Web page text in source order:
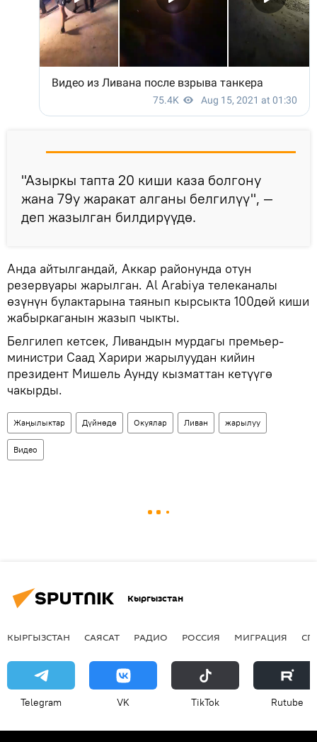
"Азыркы тапта 20 киши каза болгону
жана 79у жаракат алганы белгилүү", —
деп жазылган билдирүүдө.
Анда айтылгандай, Аккар районунда отун
резервуары жарылган. Al Arabiya телеканалы
өзүнүн булактарына таянып кырсыкта 100дөй киши
жабыркаганын жазып чыкты.
Белгилеп кетсек, Ливандын мурдагы премьер-
министри Саад Харири жарылуудан кийин
президент Мишель Аунду кызматтан кетүүгө
чакырды.
Жаңылыктар Дүйнөдө Окуялар Ливан жарылуу
Видео
Кыргызстан
КЫРГЫЗСТАН САЯСАТ РАДИО РОССИЯ МИГРАЦИЯ
Telegram VK ТikТоk Rutube